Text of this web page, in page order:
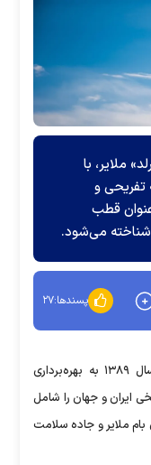
ملایر، با
تفریحی و
قطب
می‌شود.
پسندها:۲۷
این مجموعه که در سال ۱۳۸۹ به بهره‌برداری
۱۳۸ اثر شاخص تاریخی ایران و جهان را شامل
ملایر و جاده سلامت